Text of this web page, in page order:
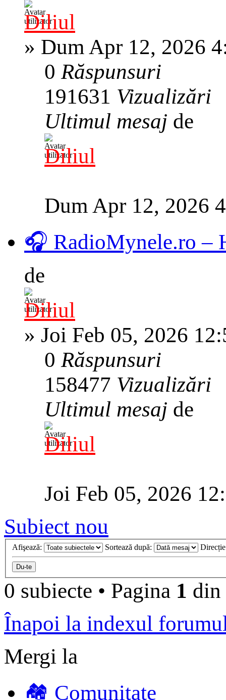
Diliul
» Dum Apr 12, 2026
0Răspunsuri
191631 Vizualizări
Ultimul mesaj de
Diliul
Dum Apr 12, 2026
🎧 RadioMynele.ro –
de
Diliul
» Joi Feb 05, 2026
0Răspunsuri
158477 Vizualizări
Ultimul mesaj de
Diliul
Joi Feb 05, 2026
Subiect nou
Afişează: Sortează după:
0 subiecte • Pagina 1 din
Înapoi la indexul
Mergi la
🏘️ Comunitate